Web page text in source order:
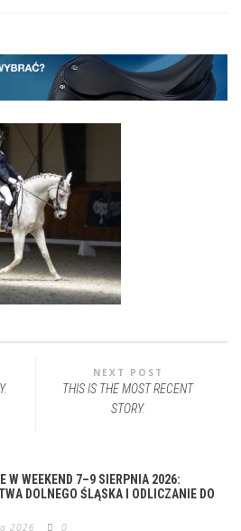
NEXT POST
THIS IS THE MOST RECENT
STORY.
W WEEKEND 7–9 SIERPNIA 2026:
DOLNEGO ŚLĄSKA I ODLICZANIE DO
2026 0